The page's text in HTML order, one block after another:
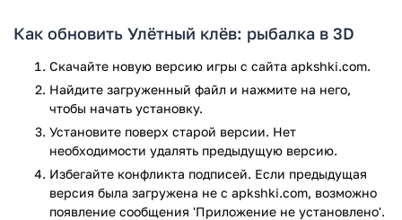
Тогда скачайте игру Улётный клёв для Android.
Игра Улётный клёв: рыбалка в 3D прошла проверку
антивирусом VirusTotal. В результате проверки по всем
последним сигнатурам заражения файлов не выявлено.
Как обновить Улётный клёв: рыбалка в 3D
Скачайте новую версию игры с сайта apkshki.com.
Найдите загруженный файл и нажмите на него,
чтобы начать установку.
Установите поверх старой версии. Нет
необходимости удалять предыдущую версию.
Избегайте конфликта подписей. Если предыдущая
версия была загружена не с apkshki.com, возможно
появление сообщения 'Приложение не установлено'.